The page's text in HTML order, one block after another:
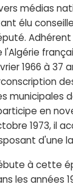
médias
élu
l'Algérie
1966 à 37
municipales
en
1973, il
d'une
à cette
les années